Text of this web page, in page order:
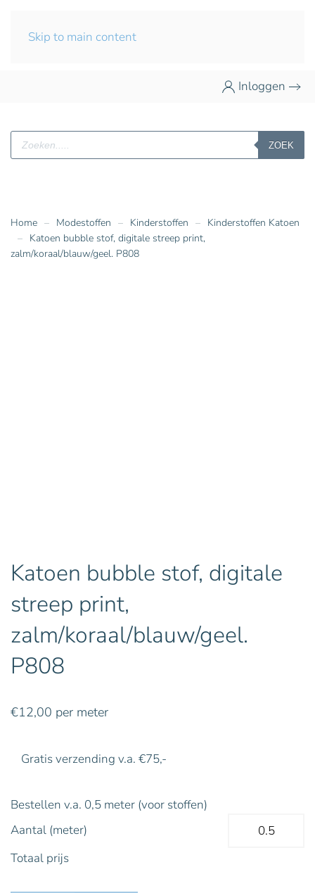
Skip to main content
Inloggen
Producten
zoeken
ZOEK
Home Modestoffen Kinderstoffen
Kinderstoffen Katoen
Katoen bubble stof, digitale streep print,
zalm/koraal/blauw/geel. P808
Katoen bubble stof, digitale
streep print,
zalm/koraal/blauw/geel.
P808
€12,00 per meter
Gratis verzending v.a. €75,-
Bestellen v.a. 0,5 meter (voor stoffen)
Aantal (meter)
Totaal prijs